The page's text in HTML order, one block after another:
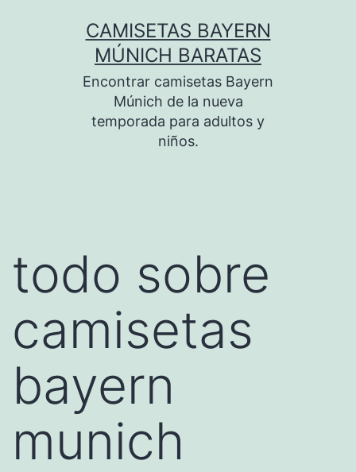
CAMISETAS BAYERN
MÚNICH BARATAS
Encontrar camisetas Bayern
Múnich de la nueva
temporada para adultos y
niños.
todo sobre
camisetas
bayern
munich